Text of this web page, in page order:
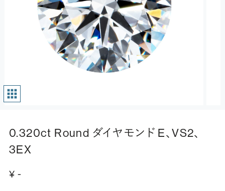
0.320ct Round ダイヤモンド E、VS2、
3EX
¥ -